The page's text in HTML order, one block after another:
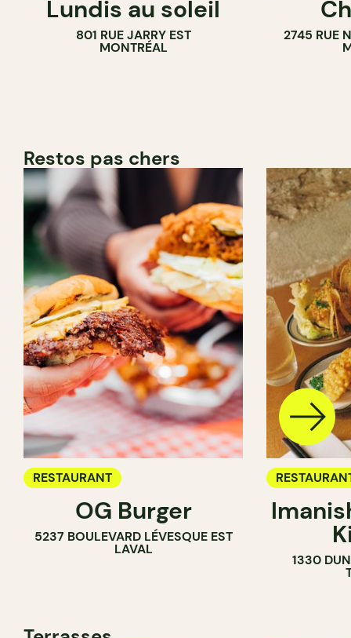
BAR À VIN
Lundis au soleil
801 RUE JARRY EST
MONTRÉAL
2745 RUE
Restos pas chers
RESTAURANT
OG Burger
5237 BOULEVARD LÉVESQUE EST
LAVAL
1330